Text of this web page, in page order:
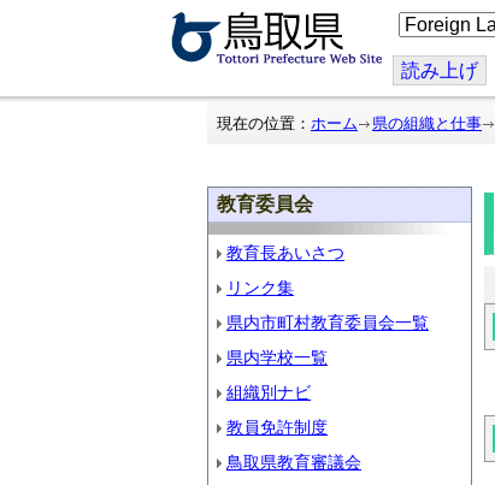
こ
の
ジ
を
翻
読み上げ
現在の位置： ホーム 県の組織と仕事
教育委員会
教育長あいさつ
リンク集
県内市町村教育委員会一覧
県内学校一覧
組織別ナビ
教員免許制度
鳥取県教育審議会